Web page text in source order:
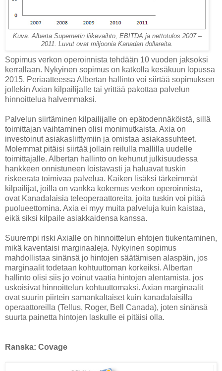
Kuva. Alberta Supernetin liikevaihto, EBITDA ja nettotulos 2007 –
2011. Luvut ovat miljoonia Kanadan dollareita.
Sopimus verkon operoinnista tehdään 10 vuoden jaksoksi
kerrallaan. Nykyinen sopimus on katkolla kesäkuun lopussa
2015. Periaatteessa Albertan hallinto voi siirtää sopimuksen
jollekin Axian kilpailijalle tai yrittää pakottaa palvelun
hinnoittelua halvemmaksi.
Palvelun siirtäminen kilpailijalle on epätodennäköistä, sillä
toimittajan vaihtaminen olisi monimutkaista. Axia on
investoinut asiakasliittymiin ja omistaa asiakassuhteet.
Molemmat pitäisi siirtää jollain reilulla mallilla uudelle
toimittajalle. Albertan hallinto on kehunut julkisuudessa
hankkeen onnistuneen loistavasti ja haluavat tuskin
riskeerata toimivaa palvelua. Kaiken lisäksi tärkeimmät
kilpailijat, joilla on vankka kokemus verkon operoinnista,
ovat Kanadalaisia teleoperaattoreita, joita tuskin voi pitää
puolueettomina. Axia ei myy muita palveluja kuin kaistaa,
eikä siksi kilpaile asiakkaidensa kanssa.
Suurempi riski Axialle on hinnoittelun ehtojen tiukentaminen,
mikä kaventaisi marginaaleja. Nykyinen sopimus
mahdollistaa sinänsä jo hintojen säätämisen alaspäin, jos
marginaalit todetaan kohtuuttoman korkeiksi. Albertan
hallinto olisi siis jo voinut vaatia hintojen alentamista, jos
uskoisivat hinnoittelun kohtuuttomaksi. Axian marginaalit
ovat suurin piirtein samankaltaiset kuin kanadalaisilla
operaattoreilla (Tellus, Roger, Bell Canada), joten sinänsä
suurta painetta hintojen laskulle ei pitäisi olla.
Ranska: Covage